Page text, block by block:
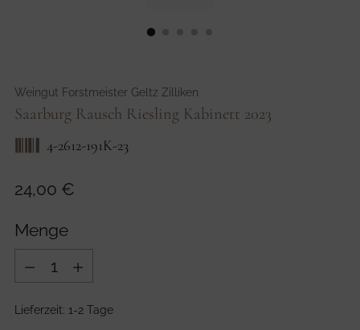
Weingut Forstmeister Geltz Zilliken
Saarburg Rausch Riesling Kabinett 2023
4-2612-191K-23
Regulärer
24,00 €
Menge
Menge
Lieferzeit: 1-2 Tage